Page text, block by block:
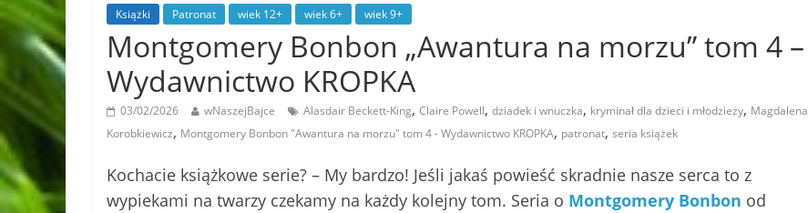
Książki Patronat wiek 12+ wiek 6+ wiek 9+
Montgomery Bonbon „Awantura na morzu” tom 4 –
Wydawnictwo KROPKA
03/02/2026 wNaszejBajce Alasdair Beckett-King, Claire Powell, dziadek i wnuczka, kryminał dla dzieci i młodzieży, Magdalena
Korobkiewicz, Montgomery Bonbon "Awantura na morzu" tom 4 - Wydawnictwo KROPKA, patronat, seria książek
Kochacie książkowe serie? – My bardzo! Jeśli jakaś powieść skradnie nasze serca to z
wypiekami na twarzy czekamy na każdy kolejny tom. Seria o Montgomery Bonbon od